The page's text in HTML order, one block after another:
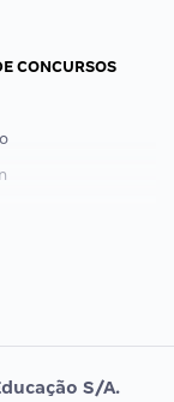
CONCURSOS
S/A.